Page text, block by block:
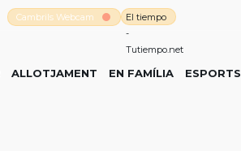
Cambrils Webcam
El tiempo
-
Tutiempo.net
ALLOTJAMENT EN FAMÍLIA ESPORTS